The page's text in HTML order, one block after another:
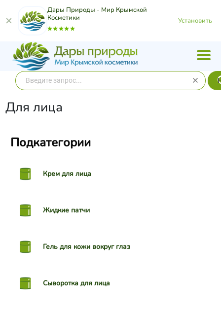
Дары Природы - Мир Крымской
Косметики
Установить
Для лица
Подкатегории
Крем для лица
Жидкие патчи
Гель для кожи вокруг глаз
Сыворотка для лица